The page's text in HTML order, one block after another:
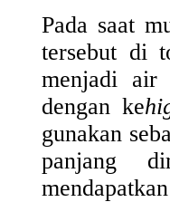
Pada saat
tersebut di
menjadi air
dengan ke
gunakan
panjang